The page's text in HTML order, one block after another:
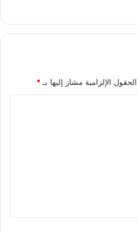
الحقول الإلزامية مشار إليها بـ *